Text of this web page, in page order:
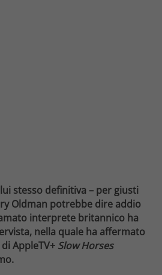
stesso definitiva – per giusti
Oldman potrebbe dire addio
interprete britannico ha
nella quale ha affermato
AppleTV+ Slow Horses